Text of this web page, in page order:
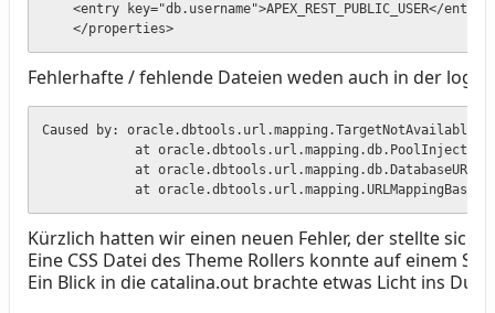
    <entry key="db.username">APEX_REST_PUBLIC_USER</entry>
    </properties>
Fehlerhafte / fehlende Dateien weden auch in der log
Caused by:
at
at
at
Kürzlich hatten wir einen neuen Fehler, der stellte sich
Eine CSS Datei des Theme Rollers konnte auf einem
Ein Blick in die catalina.out brachte etwas Licht ins